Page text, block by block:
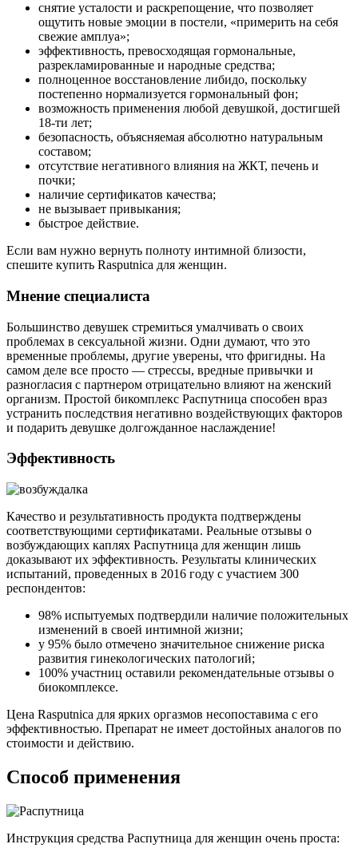
снятие усталости и раскрепощение, что позволяет
ощутить новые эмоции в постели, «примерить на себя
свежие амплуа»;
эффективность, превосходящая гормональные,
разрекламированные и народные средства;
полноценное восстановление либидо, поскольку
постепенно нормализуется гормональный фон;
возможность применения любой девушкой, достигшей
18-ти лет;
безопасность, объясняемая абсолютно натуральным
составом;
отсутствие негативного влияния на ЖКТ, печень и
почки;
наличие сертификатов качества;
не вызывает привыкания;
быстрое действие.
Если вам нужно вернуть полноту интимной близости,
спешите купить Rasputnica для женщин.
Мнение специалиста
Большинство девушек стремиться умалчивать о своих
проблемах в сексуальной жизни. Одни думают, что это
временные проблемы, другие уверены, что фригидны. На
самом деле все просто — стрессы, вредные привычки и
разногласия с партнером отрицательно влияют на женский
организм. Простой бикомплекс Распутница способен враз
устранить последствия негативно воздействующих факторов
и подарить девушке долгожданное наслаждение!
Эффективность
Качество и результативность продукта подтверждены
соответствующими сертификатами. Реальные отзывы о
возбуждающих каплях Распутница для женщин лишь
доказывают их эффективность. Результаты клинических
испытаний, проведенных в 2016 году с участием 300
респондентов:
98% испытуемых подтвердили наличие положительных
изменений в своей интимной жизни;
у 95% было отмечено значительное снижение риска
развития гинекологических патологий;
100% участниц оставили рекомендательные отзывы о
биокомплексе.
Цена Rasputnica для ярких оргазмов несопоставима с его
эффективностью. Препарат не имеет достойных аналогов по
стоимости и действию.
Способ применения
Инструкция средства Распутница для женщин очень проста: